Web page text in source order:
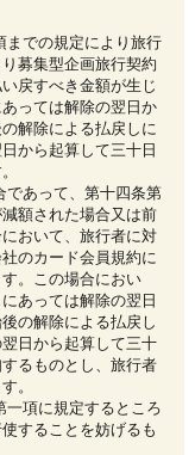
での規定により旅行
募集型企画旅行契約
戻すべき金額が生じ
っては解除の翌日か
解除による払戻しに
から起算して三十日
であって、第十四条第
額された場合又は前
おいて、旅行者に対
のカード会員規約に
。この場合におい
あっては解除の翌日
の解除による払戻し
日から起算して三十
るものとし、旅行者
。
一項に規定するところ
することを妨げるも